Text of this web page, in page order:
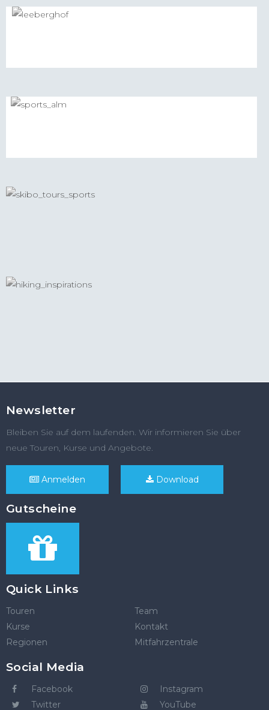
Newsletter
Bleiben Sie auf dem laufenden. Wir informieren Sie über
neue Touren, Kurse und Angebote.
Anmelden Download
Gutscheine
Quick Links
Touren
Kurse
Regionen
Team
Kontakt
Mitfahrzentrale
Social Media
Facebook
Twitter
Instagram
YouTube